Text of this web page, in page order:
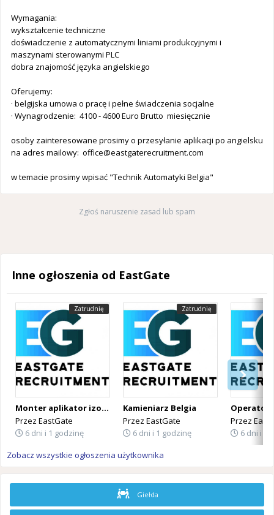
Wymagania:
wykształcenie techniczne
doświadczenie z automatycznymi liniami produkcyjnymi i
maszynami sterowanymi PLC
dobra znajomość języka angielskiego
Oferujemy:
· belgijska umowa o pracę i pełne świadczenia socjalne
· Wynagrodzenie: 4100 - 4600 Euro Brutto miesięcznie
osoby zainteresowane prosimy o przesyłanie aplikacji po angielsku
na adres mailowy: office@eastgaterecruitment.com
w temacie prosimy wpisać "Technik Automatyki Belgia"
Zgłoś naruszenie zasad lub spam
Inne ogłoszenia od EastGate
Zatrudnię
Monter aplikator izolacji PUR Belgia
Przez EastGate
6 dni i 1 godzinę
Zatrudnię
Kamieniarz Belgia
Przez EastGate
6 dni i 1 godzinę
Przez
6 dni i 1
Zobacz wszystkie ogłoszenia użytkownika
Giełda